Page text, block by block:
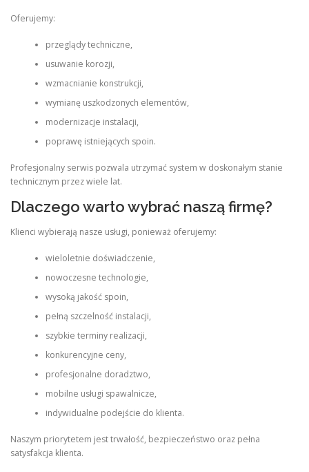
Oferujemy:
przeglądy techniczne,
usuwanie korozji,
wzmacnianie konstrukcji,
wymianę uszkodzonych elementów,
modernizacje instalacji,
poprawę istniejących spoin.
Profesjonalny serwis pozwala utrzymać system w doskonałym stanie
technicznym przez wiele lat.
Dlaczego warto wybrać naszą firmę?
Klienci wybierają nasze usługi, ponieważ oferujemy:
wieloletnie doświadczenie,
nowoczesne technologie,
wysoką jakość spoin,
pełną szczelność instalacji,
szybkie terminy realizacji,
konkurencyjne ceny,
profesjonalne doradztwo,
mobilne usługi spawalnicze,
indywidualne podejście do klienta.
Naszym priorytetem jest trwałość, bezpieczeństwo oraz pełna
satysfakcja klienta.